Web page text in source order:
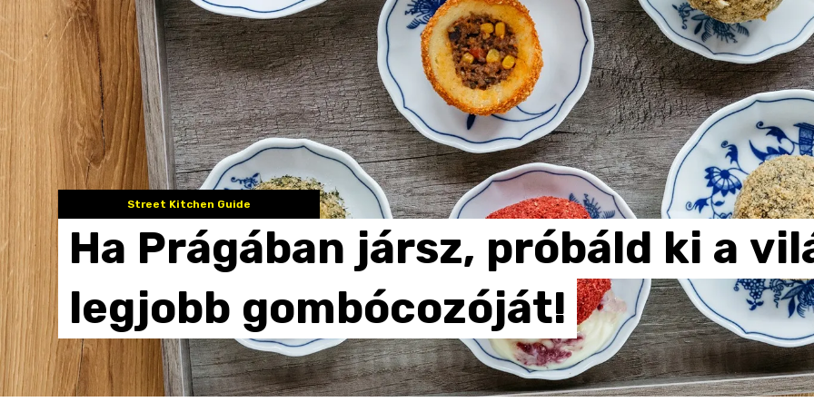
Street Kitchen Guide
Ha Prágában jársz, próbáld ki a
legjobb gombócozóját!